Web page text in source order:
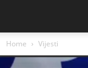
Home Vijesti